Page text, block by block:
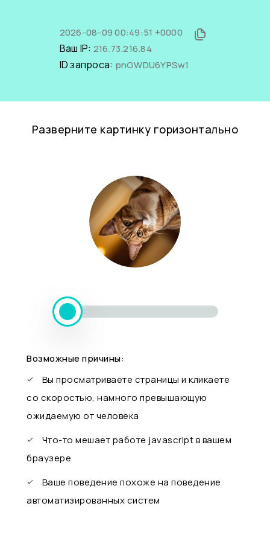
2026-08-09 00:49:51 +0000
Ваш IP: 216.73.216.84
ID запроса: pnGWDU6YPSw1
Разверните картинку горизонтально
Возможные причины:
Вы просматриваете страницы и кликаете
со скоростью, намного превышающую
ожидаемую от человека
Что-то мешает работе javascript в вашем
браузере
Ваше поведение похоже на поведение
автоматизированных систем